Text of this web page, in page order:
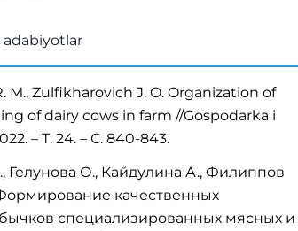
adabiyotlar
M., Zulfikharovich J. O. Organization of
of dairy cows in farm //Gospodarka i
– Т. 24. – С. 840-843.
Гелунова О., Кайдулина А., Филиппов
качественных
специализированных мясных и